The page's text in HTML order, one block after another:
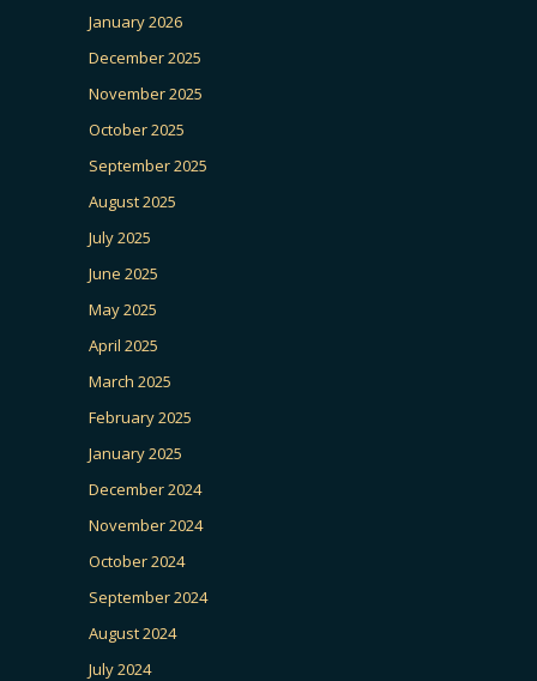
January 2026
December 2025
November 2025
October 2025
September 2025
August 2025
July 2025
June 2025
May 2025
April 2025
March 2025
February 2025
January 2025
December 2024
November 2024
October 2024
September 2024
August 2024
July 2024